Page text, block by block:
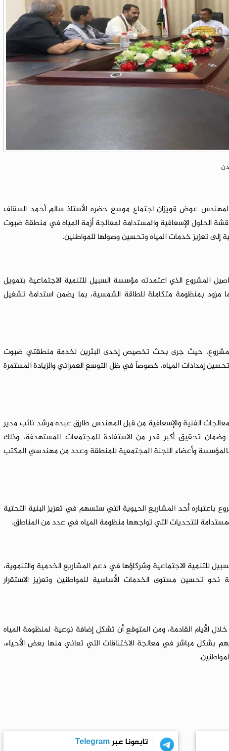
عوض قويزان اجتماع موسع حضره الأستاذ سالم أحمد السقاف
الحلول الإسعافية والمستدامة لمعالجة أزمة المياه في منطقة ضبوت
إلى تعزيز خدمات المياه وتحسين وصولها للمواطنين.
المشروع الذي اعتمدته مؤسسة السبيل للتنمية الاجتماعية بتمويل
مزود بمنظومة متكاملة للطاقة الشمسية، بما يضمن استدامة تشغيل
المشروع، حيث جرى بحث تخصيص إحدى البئرين لخدمة منطقتي ضبوت
إمدادات المياه، خصوصاً في ظل التوسع العمراني والزيادة المستمرة
الفنية والإسعافية من قبل المهندس طارق عبده مرشد نائب مدير
تحقيق أكبر قدر من الاستفادة للمجتمعات المستهدفة، وذلك
بالمؤسسة وأعضاء اللجنة المجتمعية للمنطقة وعدد من مهندسي المكتب
باعتباره أحد المشاريع الحيوية التي ستسهم في تعزيز البنية التحتية
للتحديات التي تواجهها منظومة المياه في عدد من المناطق.
للتنمية الاجتماعية وشركاؤها في دعم المشاريع الخدمية والتنموية،
تحسين مستوى الخدمات الأساسية للمواطنين وتعزيز الاستقرار
الأيام القادمة، ومن المتوقع أن تشكل إضافة نوعية لمنظومة المياه
بشكل مباشر في معالجة الاختناقات التي تعاني منها بعض الأحياء،
تابعونا عبرTelegram